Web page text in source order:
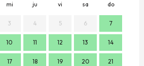
mi ju vi sa do
3 4 5 6 7
10 11 12 13 14
17 18 19 20 21